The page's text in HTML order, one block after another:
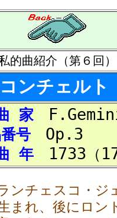
的曲紹介（第６回）
コンチェルト
家
号 Op.3
年 1733 （
ンチェスコ・ジ
まれ、後にロン